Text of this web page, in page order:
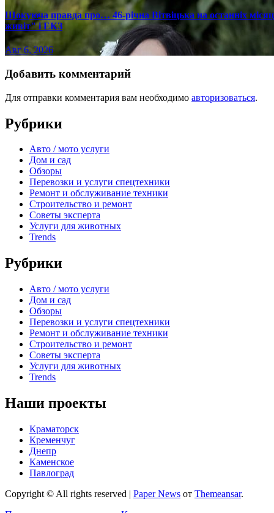
Шокуюча правда про… 46-річна Вітвіцька на останніх
живіт" і ЕКЗ
Авг 6, 2026
Добавить комментарий
Для отправки комментария вам необходимо авторизоваться.
Рубрики
Авто / мото услуги
Дом и сад
Обзоры
Перевозки и услуги спецтехники
Ремонт и обслуживание техники
Строительство и ремонт
Советы эксперта
Услуги для животных
Trends
Рубрики
Авто / мото услуги
Дом и сад
Обзоры
Перевозки и услуги спецтехники
Ремонт и обслуживание техники
Строительство и ремонт
Советы эксперта
Услуги для животных
Trends
Наши проекты
Краматорск
Кременчуг
Днепр
Каменское
Павлоград
Copyright © All rights reserved | Paper News от Themeansar.